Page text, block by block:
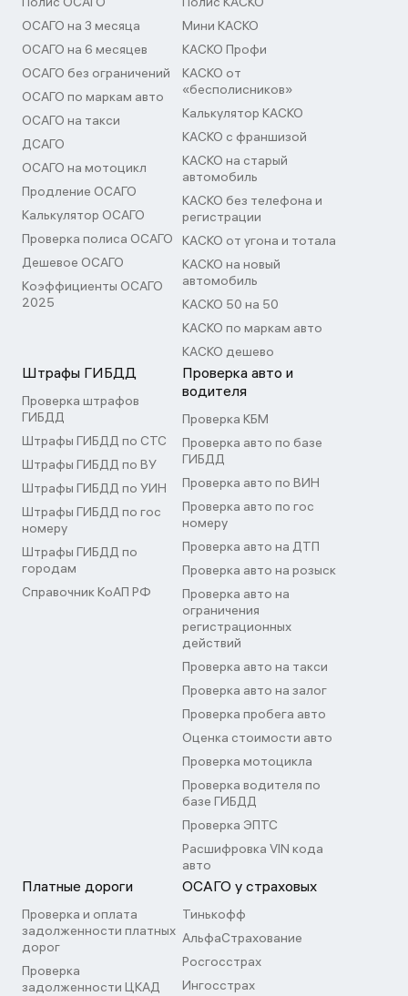
ОСАГО на 3 месяца
ОСАГО на 6 месяцев
ОСАГО без ограничений
ОСАГО по маркам авто
ОСАГО на такси
ДСАГО
ОСАГО на мотоцикл
Продление ОСАГО
Калькулятор ОСАГО
Проверка полиса ОСАГО
Дешевое ОСАГО
Коэффициенты ОСАГО
2025
Мини КАСКО
КАСКО Профи
КАСКО от
«бесполисников»
Калькулятор КАСКО
КАСКО с франшизой
КАСКО на старый
автомобиль
КАСКО без телефона и
регистрации
КАСКО от угона и тотала
КАСКО на новый
автомобиль
КАСКО 50 на 50
КАСКО по маркам авто
КАСКО дешево
Штрафы ГИБДД
Проверка штрафов
ГИБДД
Штрафы ГИБДД по СТС
Штрафы ГИБДД по ВУ
Штрафы ГИБДД по УИН
Штрафы ГИБДД по гос
номеру
Штрафы ГИБДД по
городам
Справочник КоАП РФ
Проверка авто и
водителя
Проверка КБМ
Проверка авто по базе
ГИБДД
Проверка авто по ВИН
Проверка авто по гос
номеру
Проверка авто на ДТП
Проверка авто на розыск
Проверка авто на
ограничения
регистрационных
действий
Проверка авто на такси
Проверка авто на залог
Проверка пробега авто
Оценка стоимости авто
Проверка мотоцикла
Проверка водителя по
базе ГИБДД
Проверка ЭПТС
Расшифровка VIN кода
авто
Платные дороги
Проверка и оплата
задолженности платных
дорог
Проверка
задолженности ЦКАД
ОСАГО у страховых
Тинькофф
АльфаСтрахование
Росгосстрах
Ингосстрах